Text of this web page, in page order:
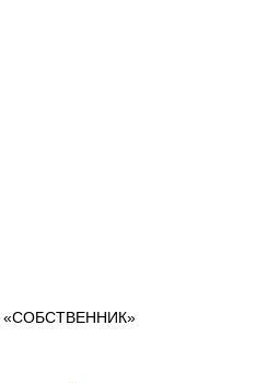
«СОБСТВЕННИК»